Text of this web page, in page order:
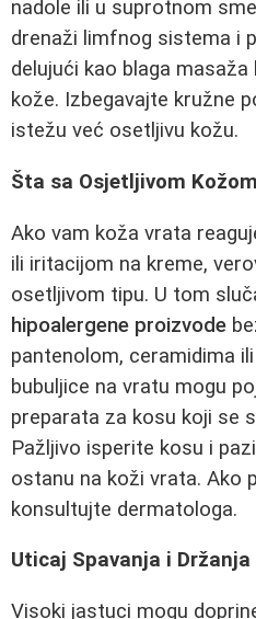
nadole ili u suprotnom
drenaži limfnog sistema i
delujući kao blaga
kože. Izbegavajte kružne
istežu već osetljivu kožu.
Šta sa Osjetljivom
Ako vam koža vrata
ili iritacijom na kreme,
osetljivom tipu. U tom
hipoalergene proizvode
pantenolom, ceramidima
bubuljice na vratu mogu
preparata za kosu koji se
Pažljivo isperite kosu i
ostanu na koži vrata. Ako
konsultujte dermatologa.
Uticaj Spavanja i Držanja
Visoki jastuci mogu